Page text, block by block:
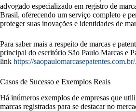
advogado especializado em registro de
Brasil, oferecendo um serviço completo e
proteger suas inovações e identidades de
Para saber mais a respeito de marcas e
principal do escritório São Paulo Marcas e
link https://saopaulomarcasepatentes.com.br/.
Casos de Sucesso e Exemplos Reais
Há inúmeros exemplos de empresas que
marcas registradas para se destacar no